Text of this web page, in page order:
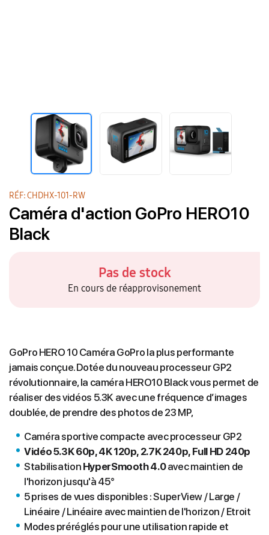
RÉF: CHDHX-101-RW
Caméra d'action GoPro HERO10
Black
Pas de stock
En cours de réapprovisonement
GoPro HERO 10 Caméra GoPro la plus performante
jamais conçue. Dotée du nouveau processeur GP2
révolutionnaire, la caméra HERO10 Black vous permet de
réaliser des vidéos 5.3K avec une fréquence d’images
doublée, de prendre des photos de 23 MP,
Caméra sportive compacte avec processeur GP2
Vidéo 5.3K 60p, 4K 120p, 2.7K 240p, Full HD 240p
Stabilisation HyperSmooth 4.0avec maintien de
l'horizon jusqu'à 45°
5 prises de vues disponibles : SuperView / Large /
Linéaire / Linéaire avec maintien de l'horizon / Etroit
Modes préréglés pour une utilisation rapide et